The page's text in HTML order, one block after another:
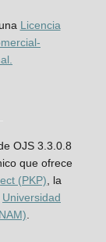
Licencia
OJS 3.3.0.8
que ofrece
(PKP) , la
Universidad